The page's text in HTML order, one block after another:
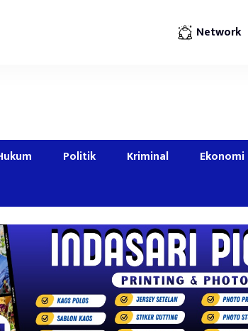
Network
Politik Kriminal Ekonomi